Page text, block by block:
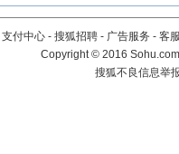
支付中心 - 搜狐招聘 - 广告服务 - 客
Copyright©2016
搜狐不良信息举